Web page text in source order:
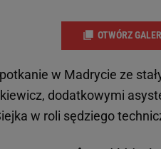
OTWÓRZ
w Madrycie ze
dodatkowymi
w roli sędziego